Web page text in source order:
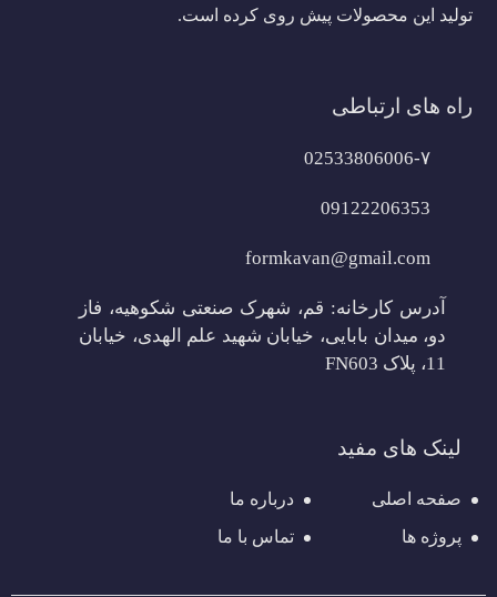
تولید این محصولات پیش روی کرده است.
راه های ارتباطی
02533806006-۷
09122206353
formkavan@gmail.com
آدرس کارخانه: قم، شهرک صنعتی شکوهیه، فاز
دو، میدان بابایی، خیابان شهید علم الهدی، خیابان
11، پلاک FN603
لینک های مفید
صفحه اصلی
پروژه ها
درباره ما
تماس با ما